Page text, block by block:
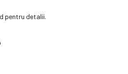
pentru detalii.